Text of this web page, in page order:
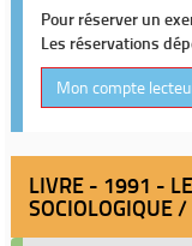
Pour réserver un
Les réservations
Mon compte
LIVRE - 1991 -
SOCIOLOGIQUE